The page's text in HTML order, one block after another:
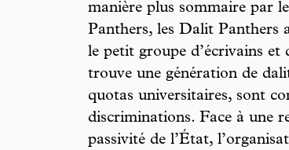
manière plus sommaire par
Panthers, les Dalit Panthers
le petit groupe d’écrivains et
trouve une génération de
quotas universitaires, sont
discriminations. Face à une
passivité de l’État,